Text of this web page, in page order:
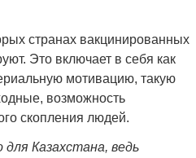
странах вакцинированных
Это включает в себя как
мотивацию, такую
возможность
скопления людей.
для Казахстана, ведь